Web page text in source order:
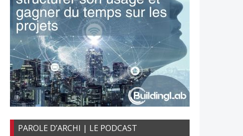
PAROLE D’ARCHI | LE PODCAST